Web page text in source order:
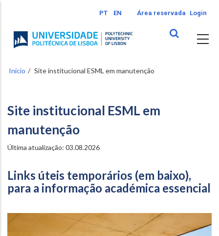
conteúdo
principal
PT EN Área reservada Login
Início Site institucional ESML em manutenção
Site institucional ESML em
manutenção
Última atualização: 03.08.2026
Links úteis temporários (em baixo),
para a informação académica essencial